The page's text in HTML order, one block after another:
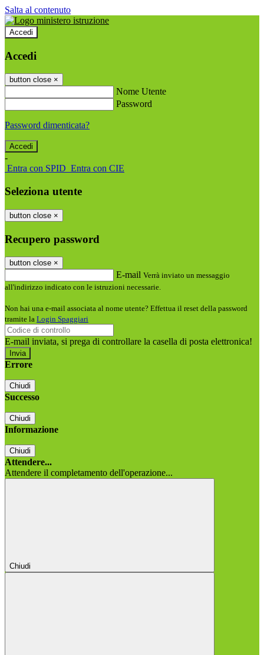
Salta al contenuto
Accedi
Accedi
button close ×
Nome Utente
Password
Password dimenticata?
-
Entra con SPID Entra con CIE
Seleziona utente
button close ×
Recupero password
button close ×
E-mail Verrà inviato un messaggio
all'indirizzo indicato con le istruzioni necessarie.
Non hai una e-mail associata al nome utente? Effettua il reset della password
tramite la Login Spaggiari
E-mail inviata, si prega di controllare la casella di posta elettronica!
Errore
Chiudi
Successo
Chiudi
Informazione
Chiudi
Attendere...
Attendere il completamento dell'operazione...
Chiudi